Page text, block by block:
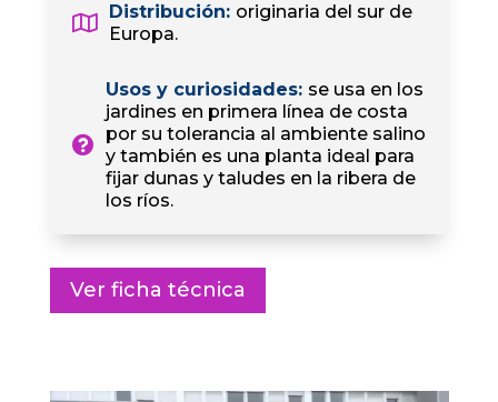
Distribución: originaria del sur de
Europa.
Usos y curiosidades: se usa en los
jardines en primera línea de costa
por su tolerancia al ambiente salino
y también es una planta ideal para
fijar dunas y taludes en la ribera de
los ríos.
Ver ficha técnica